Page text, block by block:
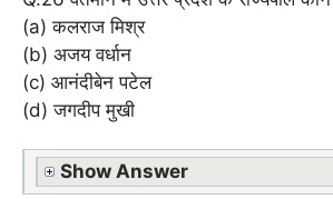
(a) कलराज मिश्र
(b) अजय वर्धान
(c) आनंदीबेन पटेल
(d) जगदीप मुखी
Show Answer